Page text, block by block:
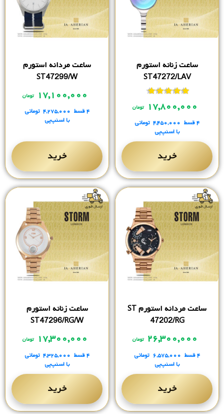
ساعت زنانه استورم
ST47272/LAV
۱۷,۸۰۰,۰۰۰ تومان
۴ قسط ۴,۴۵۰,۰۰۰ تومانی
با اسنپ‌پی
خرید
ساعت مردانه استورم
ST47299/W
۱۷,۱۰۰,۰۰۰ تومان
۴ قسط ۴,۲۷۵,۰۰۰ تومانی
با اسنپ‌پی
خرید
ساعت مردانه استورم ST
47202/RG
۲۶,۳۰۰,۰۰۰ تومان
۴ قسط ۶,۵۷۵,۰۰۰ تومانی
با اسنپ‌پی
خرید
ساعت زنانه استورم
ST47296/RG/W
۱۷,۳۰۰,۰۰۰ تومان
۴ قسط ۴,۳۲۵,۰۰۰ تومانی
با اسنپ‌پی
خرید